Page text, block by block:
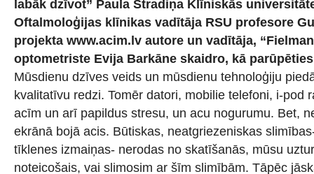
labāk dzīvot” Paula Stradiņa Klīniskās
Oftalmoloģijas klīnikas vadītāja RSU profesore
projekta www.acim.lv autore un vadītāja,
optometriste Evija Barkāne skaidro, kā
Mūsdienu dzīves veids un mūsdienu tehnoloģiju
kvalitatīvu redzi. Tomēr datori, mobilie telefoni, i-pod
acīm un arī papildus stresu, un acu nogurumu. Bet,
ekrānā bojā acis. Būtiskas, neatgriezeniskas
tīklenes izmaiņas- nerodas no skatīšanās, mūsu
noteicošais, vai slimosim ar šīm slimībām. Tāpēc